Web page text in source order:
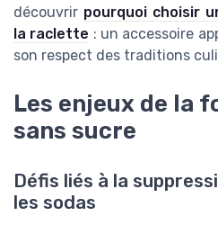
découvrir pourquoi choisir
la raclette : un accessoire
son respect des traditions
Les enjeux de la
sans sucre
Défis liés à la
les sodas